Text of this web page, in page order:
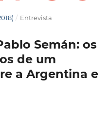
/ Entrevista
Semán: os
de um
a Argentina e